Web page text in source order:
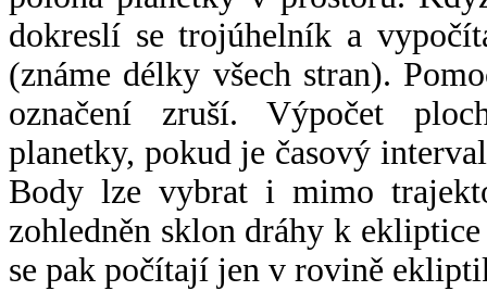
dokreslí se trojúhelník a
(známe délky všech stran).
označení zruší. Výpočet
planetky, pokud je časový
Body lze vybrat i mimo
zohledněn sklon dráhy k
se pak počítají jen v rovině